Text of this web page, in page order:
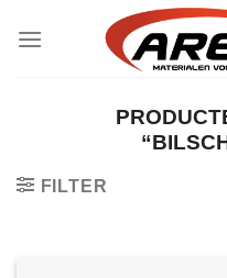
naar
FILTER